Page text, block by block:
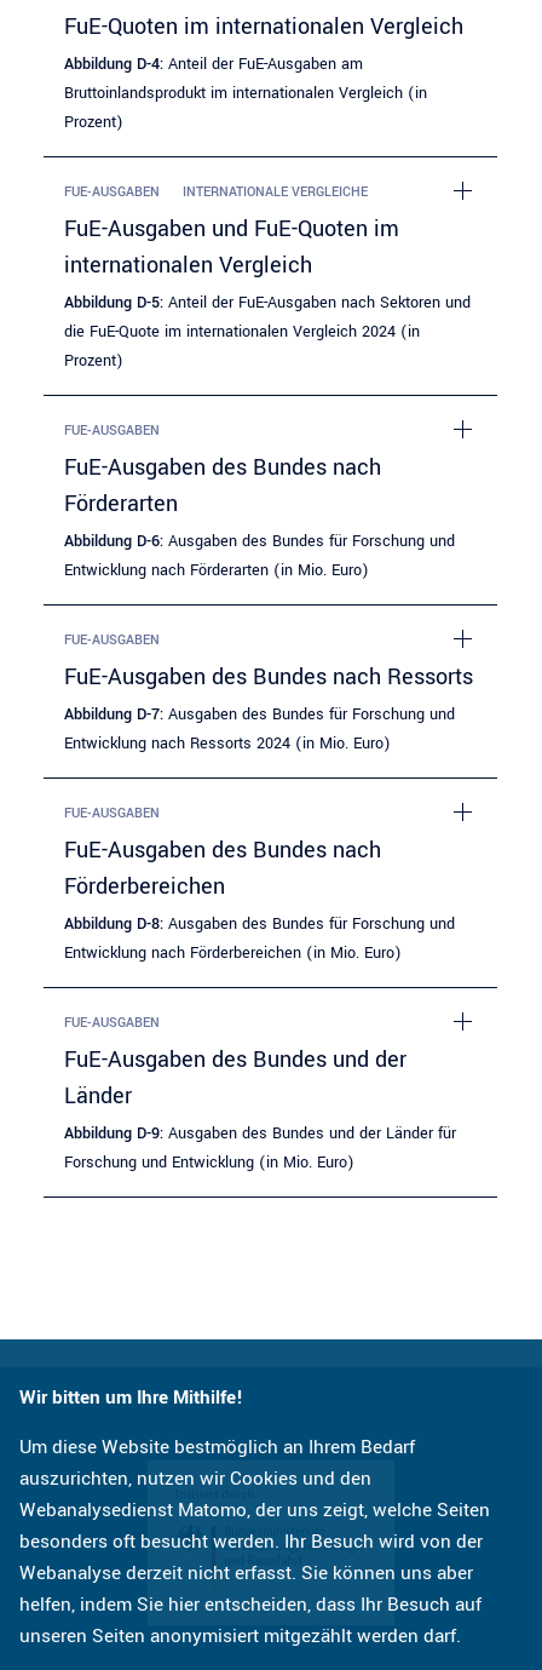
Wir bitten um Ihre Mithilfe!
Um diese Website bestmöglich an Ihrem Bedarf
auszurichten, nutzen wir Cookies und den
Webanalysedienst Matomo, der uns zeigt, welche Seiten
besonders oft besucht werden. Ihr Besuch wird von der
Webanalyse derzeit nicht erfasst. Sie können uns aber
helfen, indem Sie hier entscheiden, dass Ihr Besuch auf
unseren Seiten anonymisiert mitgezählt werden darf.
FuE-Quoten im internationalen Vergleich
Abbildung D-4: Anteil der FuE-Ausgaben am
Bruttoinlandsprodukt im internationalen Vergleich (in
Prozent)
FUE-AUSGABEN INTERNATIONALE VERGLEICHE
FuE-Ausgaben und FuE-Quoten im
internationalen Vergleich
Abbildung D-5: Anteil der FuE-Ausgaben nach Sektoren und
die FuE-Quote im internationalen Vergleich 2024 (in
Prozent)
FUE-AUSGABEN
FuE-Ausgaben des Bundes nach
Förderarten
Abbildung D-6: Ausgaben des Bundes für Forschung und
Entwicklung nach Förderarten (in Mio. Euro)
FUE-AUSGABEN
FuE-Ausgaben des Bundes nach Ressorts
Abbildung D-7: Ausgaben des Bundes für Forschung und
Entwicklung nach Ressorts 2024 (in Mio. Euro)
FUE-AUSGABEN
FuE-Ausgaben des Bundes nach
Förderbereichen
Abbildung D-8: Ausgaben des Bundes für Forschung und
Entwicklung nach Förderbereichen (in Mio. Euro)
FUE-AUSGABEN
FuE-Ausgaben des Bundes und der
Länder
Abbildung D-9: Ausgaben des Bundes und der Länder für
Forschung und Entwicklung (in Mio. Euro)